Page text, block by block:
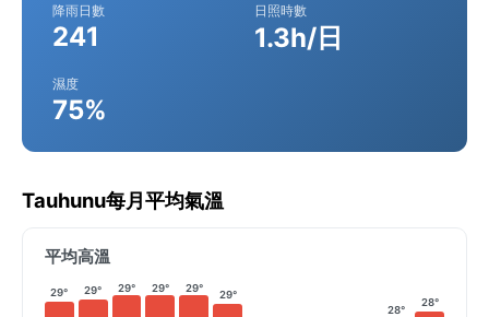
降雨日數
241
日照時數
1.3h/日
濕度
75%
Tauhunu每月平均氣溫
平均高溫
29° 29° 29° 29° 29°
29°
28°
28°